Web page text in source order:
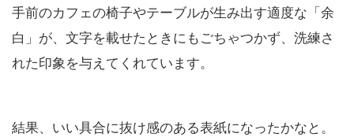
手前のカフェの椅子やテーブルが生み出す適度な「余
白」が、文字を載せたときにもごちゃつかず、洗練さ
れた印象を与えてくれています。
結果、いい具合に抜け感のある表紙になったかなと。